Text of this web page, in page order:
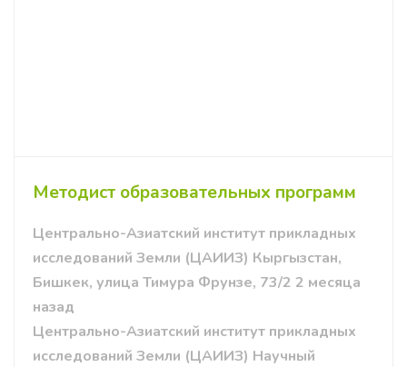
Методист образовательных программ
Центрально-Азиатский институт прикладных
исследований Земли (ЦАИИЗ) Кыргызстан,
Бишкек, улица Тимура Фрунзе, 73/2 2 месяца
назад
Центрально-Азиатский институт прикладных
исследований Земли (ЦАИИЗ) Научный